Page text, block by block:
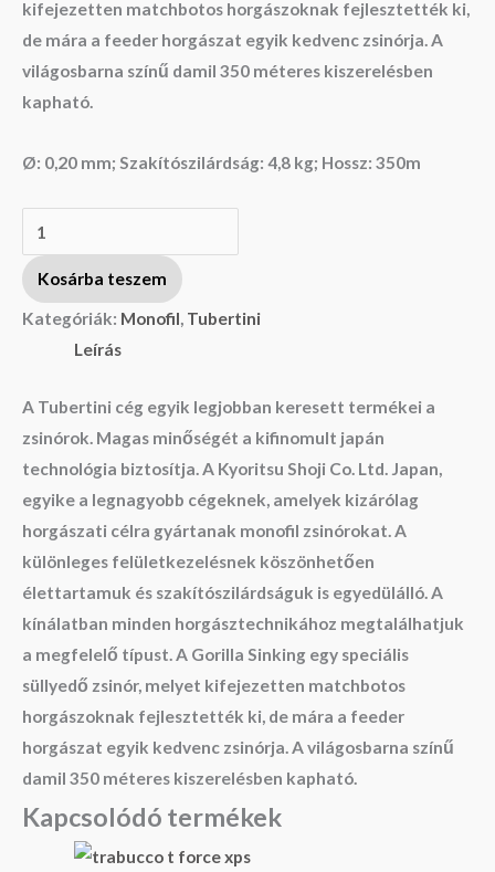
kifejezetten matchbotos horgászoknak fejlesztették ki,
de mára a feeder horgászat egyik kedvenc zsinórja. A
világosbarna színű damil 350 méteres kiszerelésben
kapható.
Ø: 0,20 mm; Szakítószilárdság: 4,8 kg; Hossz: 350m
Kosárba teszem
Kategóriák: Monofil, Tubertini
Leírás
A Tubertini cég egyik legjobban keresett termékei a
zsinórok. Magas minőségét a kifinomult japán
technológia biztosítja. A Kyoritsu Shoji Co. Ltd. Japan,
egyike a legnagyobb cégeknek, amelyek kizárólag
horgászati célra gyártanak monofil zsinórokat. A
különleges felületkezelésnek köszönhetően
élettartamuk és szakítószilárdságuk is egyedülálló. A
kínálatban minden horgásztechnikához megtalálhatjuk
a megfelelő típust. A Gorilla Sinking egy speciális
süllyedő zsinór, melyet kifejezetten matchbotos
horgászoknak fejlesztették ki, de mára a feeder
horgászat egyik kedvenc zsinórja. A világosbarna színű
damil 350 méteres kiszerelésben kapható.
Kapcsolódó termékek